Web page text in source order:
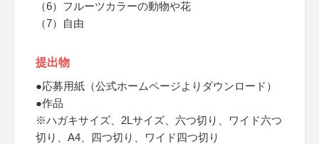
（6）フルーツカラーの動物や花
（7）自由
提出物
●応募用紙（公式ホームページよりダウンロード）
●作品
※ハガキサイズ、2Lサイズ、六つ切り、ワイド六つ
切り、A4、四つ切り、ワイド四つ切り